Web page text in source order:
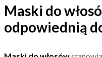
Maski do
odpowiednią